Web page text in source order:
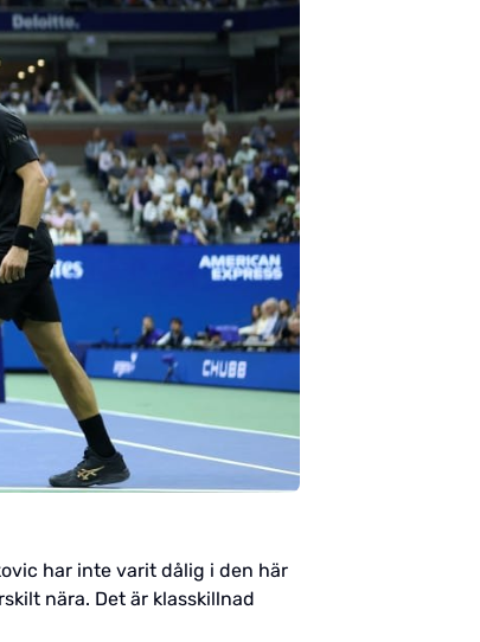
har inte varit dålig i den här
nära. Det är klasskillnad